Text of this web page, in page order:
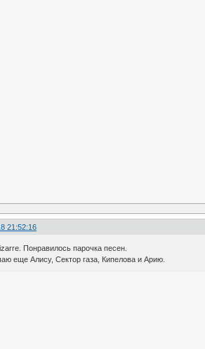
21:52:16
Понравилось парочка песен.
еще Алису, Сектор газа, Кипелова и Арию.